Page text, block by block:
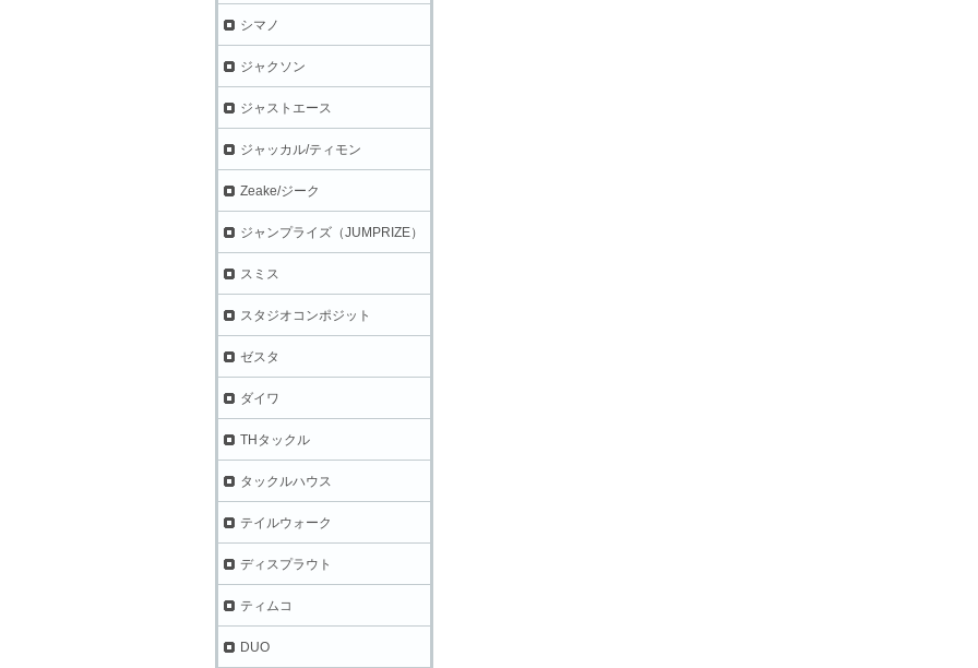
シマノ
ジャクソン
ジャストエース
ジャッカル/ティモン
Zeake/ジーク
ジャンプライズ（JUMPRIZE）
スミス
スタジオコンポジット
ゼスタ
ダイワ
THタックル
タックルハウス
テイルウォーク
ディスプラウト
ティムコ
DUO